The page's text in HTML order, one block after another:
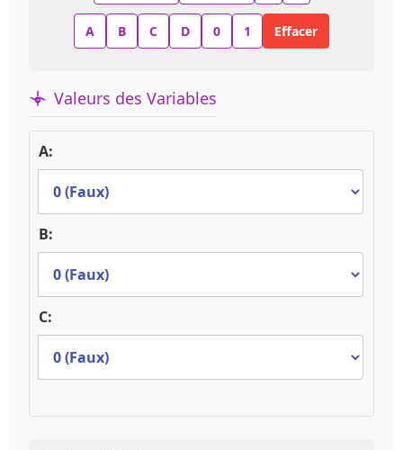
A B C D 0 1 Effacer
Valeurs des Variables
A:
B:
C: